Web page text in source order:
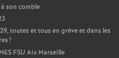
son comble
toutes et tous en grève et dans les
!
FSU Aix Marseille